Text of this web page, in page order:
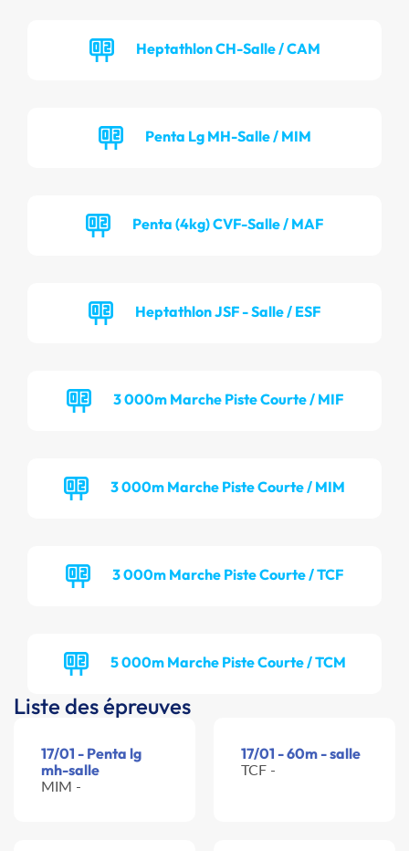
Heptathlon CH-Salle / CAM
Penta Lg MH-Salle / MIM
Penta (4kg) CVF-Salle / MAF
Heptathlon JSF - Salle / ESF
3 000m Marche Piste Courte / MIF
3 000m Marche Piste Courte / MIM
3 000m Marche Piste Courte / TCF
5 000m Marche Piste Courte / TCM
Liste des épreuves
17/01 - Penta lg
mh-salle
MIM -
17/01 - 60m - salle
TCF -